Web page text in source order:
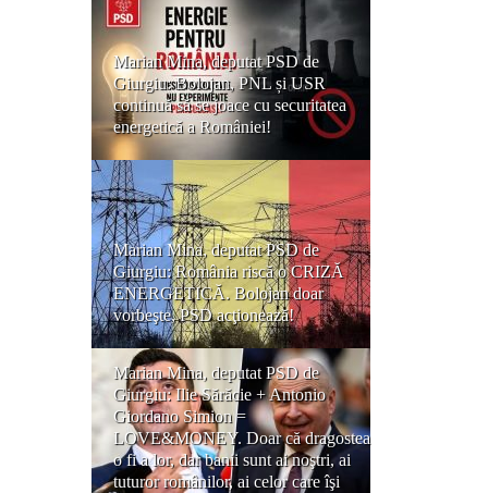
Marian Mina, deputat PSD de
Giurgiu: Bolojan, PNL și USR
continuă să se joace cu securitatea
energetică a României!
Marian Mina, deputat PSD de
Giurgiu: România riscă o CRIZĂ
ENERGETICĂ. Bolojan doar
vorbeşte, PSD acţionează!
Marian Mina, deputat PSD de
Giurgiu: Ilie Sărăcie + Antonio
Giordano Simion =
LOVE&MONEY. Doar că dragostea
o fi a lor, dar banii sunt ai noştri, ai
tuturor românilor, ai celor care îşi